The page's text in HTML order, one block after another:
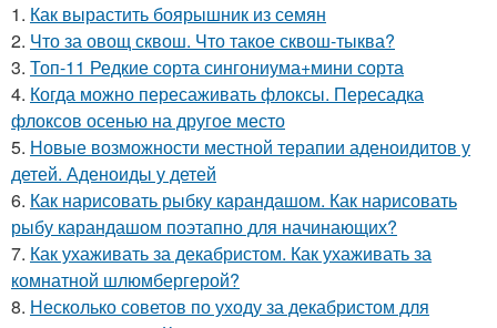
1. Как вырастить боярышник из семян
2. Что за овощ сквош. Что такое сквош-тыква?
3. Топ-11 Редкие сорта сингониума+мини сорта
4. Когда можно пересаживать флоксы. Пересадка
флоксов осенью на другое место
5. Новые возможности местной терапии аденоидитов у
детей. Аденоиды у детей
6. Как нарисовать рыбку карандашом. Как нарисовать
рыбу карандашом поэтапно для начинающих?
7. Как ухаживать за декабристом. Как ухаживать за
комнатной шлюмбергерой?
8. Несколько советов по уходу за декабристом для